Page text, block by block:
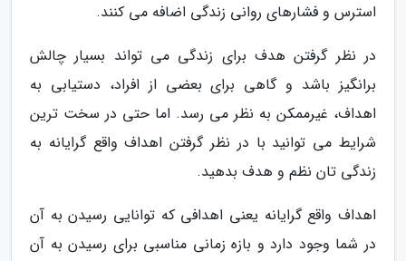
استرس و فشارهای روانی زندگی اضافه می کنند.
در نظر گرفتن هدف برای زندگی می تواند بسیار چالش
برانگیز باشد و گاهی برای بعضی از افراد، دستیابی به
اهداف، غیرممکن به نظر می رسد. اما حتی در سخت ترین
شرایط می توانید با در نظر گرفتن اهداف واقع گرایانه به
زندگی تان نظم و هدف بدهید.
اهداف واقع گرایانه یعنی اهدافی که توانایی رسیدن به آن
در شما وجود دارد و بازه زمانی مناسبی برای رسیدن به آن